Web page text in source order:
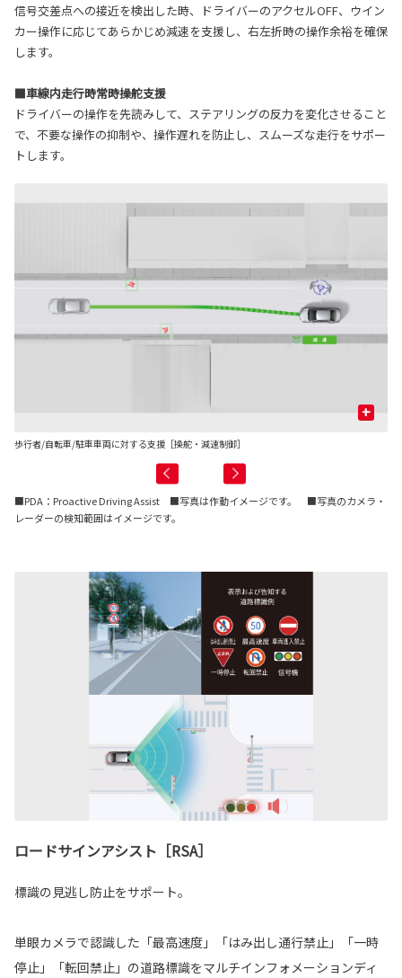
信号交差点への接近を検出した時、ドライバーのアクセルOFF、ウイン
カー操作に応じてあらかじめ減速を支援し、右左折時の操作余裕を確保
します。
■車線内走行時常時操舵支援
ドライバーの操作を先読みして、ステアリングの反力を変化させること
で、不要な操作の抑制や、操作遅れを防止し、スムーズな走行をサポー
トします。
+
歩行者/自転車/駐車車両に対する支援［操舵・減速制御］
■PDA：Proactive Driving Assist ■写真は作動イメージです。 ■写真のカメラ・
レーダーの検知範囲はイメージです。
ロードサインアシスト［RSA］
標識の見逃し防止をサポート。
単眼カメラで認識した「最高速度」「はみ出し通行禁止」「一時
停止」「転回禁止」の道路標識をマルチインフォメーションディ